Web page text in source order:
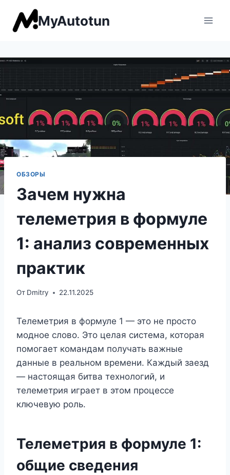
Перейти
содержимому
MyAutotun
ОБЗОРЫ
Зачем нужна
телеметрия в формуле
1: анализ современных
практик
От Dmitry 22.11.2025
Телеметрия в формуле 1 — это не просто
модное слово. Это целая система, которая
помогает командам получать важные
данные в реальном времени. Каждый заезд
— настоящая битва технологий, и
телеметрия играет в этом процессе
ключевую роль.
Телеметрия в формуле 1:
общие сведения